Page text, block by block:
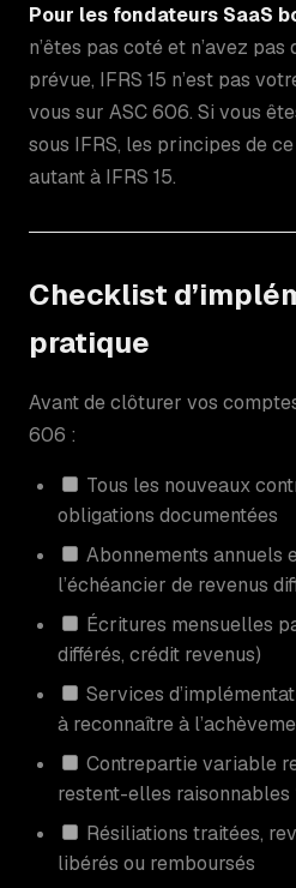
Pour les fondateurs SaaS
n’êtes pas coté et n’avez pas
prévue, IFRS 15 n’est pas
vous sur ASC 606. Si vous
sous IFRS, les principes de
autant à IFRS 15.
Checklist
pratique
Avant de clôturer vos
606 :
Tous les nouveaux
obligations documentées
Abonnements annuels
l’échéancier de revenus
Écritures mensuelles
différés, crédit revenus)
Services
à reconnaître à
Contrepartie variable
restent-elles raisonnables
Résiliations traitées,
libérés ou remboursés